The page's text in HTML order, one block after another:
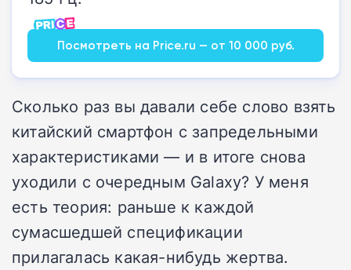
Посмотреть на Price.ru — от 10 000 руб.
Сколько раз вы давали себе слово взять
китайский смартфон с запредельными
характеристиками — и в итоге снова
уходили с очередным Galaxy? У меня
есть теория: раньше к каждой
сумасшедшей спецификации
прилагалась какая-нибудь жертва.